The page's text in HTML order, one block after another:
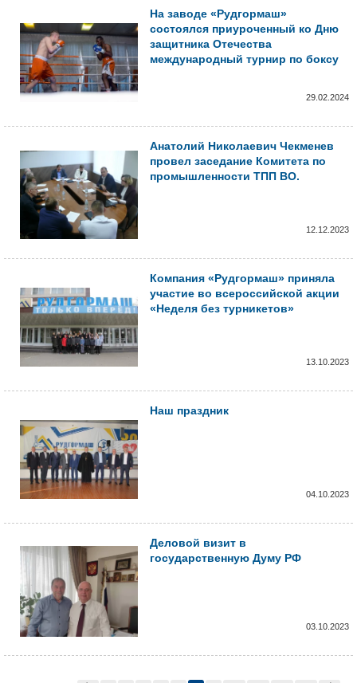
На заводе «Рудгормаш»
состоялся приуроченный ко Дню
защитника Отечества
международный турнир по боксу
29.02.2024
Анатолий Николаевич Чекменев
провел заседание Комитета по
промышленности ТПП ВО.
12.12.2023
Компания «Рудгормаш» приняла
участие во всероссийской акции
«Неделя без турникетов»
13.10.2023
Наш праздник
04.10.2023
Деловой визит в
государственную Думу РФ
03.10.2023